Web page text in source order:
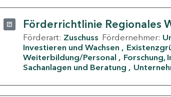
Förderrichtlinie Regionales
Förderart: Zuschuss Fördernehmer:
Investieren und Wachsen
Weiterbildung/Personal
Forschung,
Sachanlagen und Beratung